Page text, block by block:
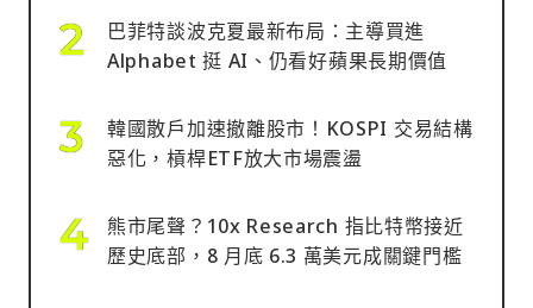
巴菲特談波克夏最新布局：主導買進
Alphabet 挺 AI、仍看好蘋果長期價值
韓國散戶加速撤離股市！KOSPI 交易結構
惡化，槓桿ETF放大市場震盪
熊市尾聲？10x Research 指比特幣接近
歷史底部，8 月底 6.3 萬美元成關鍵門檻